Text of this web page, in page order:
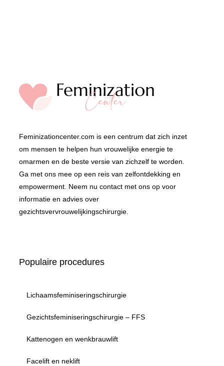
Feminizationcenter.com is een centrum dat zich inzet
om mensen te helpen hun vrouwelijke energie te
omarmen en de beste versie van zichzelf te worden.
Ga met ons mee op een reis van zelfontdekking en
empowerment. Neem nu contact met ons op voor
informatie en advies over
gezichtsvervrouwelijkingschirurgie.
Populaire procedures
Lichaamsfeminiseringschirurgie
Gezichtsfeminiseringschirurgie – FFS
Kattenogen en wenkbrauwlift
Facelift en neklift